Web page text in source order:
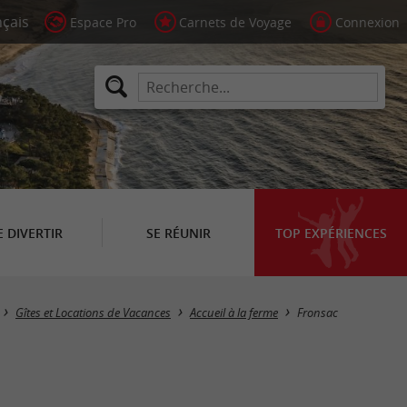
Espace Pro Carnets de Voyage Connexion
DIVERTIR SE RÉUNIR TOP EXPÉRIENCES
Masquer la carte
Gîtes et Locations de Vacances Accueil à la ferme Fronsac